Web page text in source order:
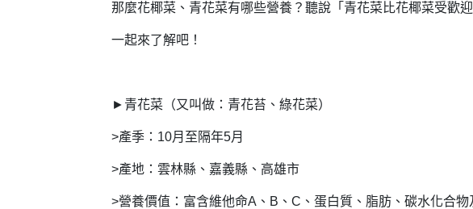
那麼花椰菜、青花菜有哪些營養？聽說「青花菜比花椰菜受歡
一起來了解吧！
►青花菜（又叫做：青花苔、綠花菜）
>產季：10月至隔年5月
>產地：雲林縣、嘉義縣、高雄市
>營養價值：富含維他命A、B、C、蛋白質、脂肪、碳水化合